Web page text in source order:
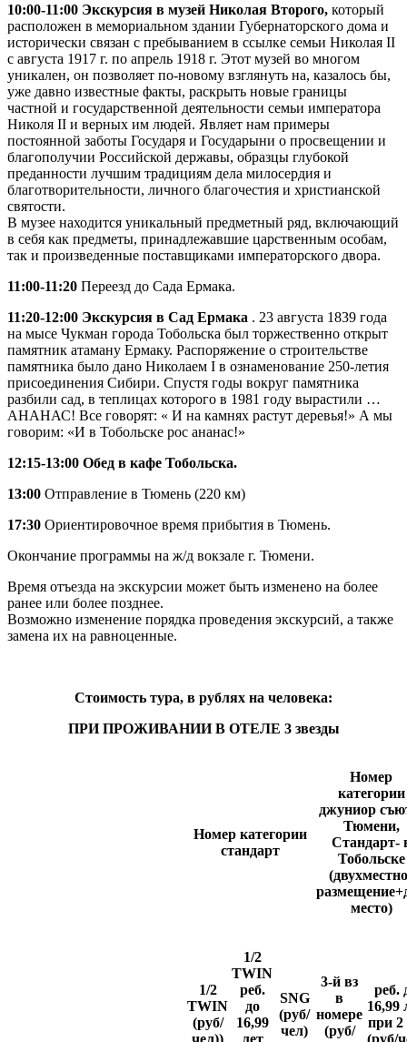
10:00-11:00 Экскурсия в музей Николая Второго, который
расположен в мемориальном здании Губернаторского дома и
исторически связан с пребыванием в ссылке семьи Николая II
с августа 1917 г. по апрель 1918 г. Этот музей во многом
уникален, он позволяет по-новому взглянуть на, казалось бы,
уже давно известные факты, раскрыть новые границы
частной и государственной деятельности семьи императора
Николя II и верных им людей. Являет нам примеры
постоянной заботы Государя и Государыни о просвещении и
благополучии Российской державы, образцы глубокой
преданности лучшим традициям дела милосердия и
благотворительности, личного благочестия и христианской
святости.
В музее находится уникальный предметный ряд, включающий
в себя как предметы, принадлежавшие царственным особам,
так и произведенные поставщиками императорского двора.
11:00-11:20 Переезд до Сада Ермака.
11:20-12:00 Экскурсия в Сад Ермака . 23 августа 1839 года
на мысе Чукман города Тобольска был торжественно открыт
памятник атаману Ермаку. Распоряжение о строительстве
памятника было дано Николаем I в ознаменование 250-летия
присоединения Сибири. Спустя годы вокруг памятника
разбили сад, в теплицах которого в 1981 году вырастили …
АНАНАС! Все говорят: « И на камнях растут деревья!» А мы
говорим: «И в Тобольске рос ананас!»
12:15-13:00 Обед в кафе Тобольска.
13:00 Отправление в Тюмень (220 км)
17:30 Ориентировочное время прибытия в Тюмень.
Окончание программы на ж/д вокзале г. Тюмени.
Время отъезда на экскурсии может быть изменено на более
ранее или более позднее.
Возможно изменение порядка проведения экскурсий, а также
замена их на равноценные.
Стоимость тура, в рублях на человека:
ПРИ ПРОЖИВАНИИ В ОТЕЛЕ 3 звезды
Номер категории
стандарт
Номер
категории
джуниор
Тюмени,
Стандарт-
Тобольске
место)
1/2
TWIN
(руб/
чел))
1/2
TWIN
реб.
до
16,99
лет
SNG
(руб/
чел)
3-й вз
в
номере
(руб/
реб.
16,99
при 2
(руб/